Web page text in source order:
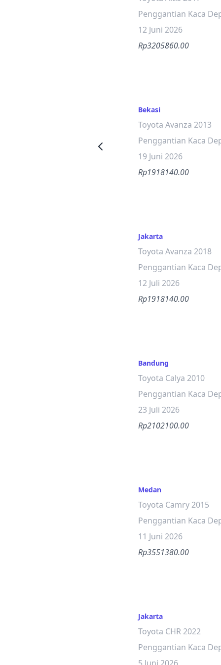
Penggantian Kaca
12 Juni 2026
Rp3205860.00
Bekasi
Toyota Avanza 2013
Penggantian Kaca
19 Juni 2026
Rp1918140.00
Jakarta
Toyota Avanza 2018
Penggantian Kaca
12 Juli 2026
Rp1918140.00
Bandung
Toyota Calya 2010
Penggantian Kaca
23 Juli 2026
Rp2102100.00
Medan
Toyota Camry 2015
Penggantian Kaca
11 Juni 2026
Rp3551380.00
Jakarta
Toyota CHR 2022
Penggantian Kaca